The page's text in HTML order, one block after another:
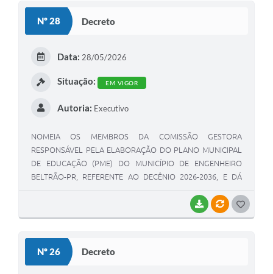
Nº 28 Decreto
BAIXARVÍNCULOS
Data: 28/05/2026
Situação: EM VIGOR
Autoria: Executivo
NOMEIA OS MEMBROS DA COMISSÃO GESTORA
RESPONSÁVEL PELA ELABORAÇÃO DO PLANO MUNICIPAL
DE EDUCAÇÃO (PME) DO MUNICÍPIO DE ENGENHEIRO
BELTRÃO-PR, REFERENTE AO DECÊNIO 2026-2036, E DÁ
Nº 26 Decreto